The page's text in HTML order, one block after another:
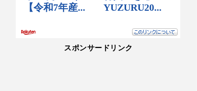
スポンサードリンク